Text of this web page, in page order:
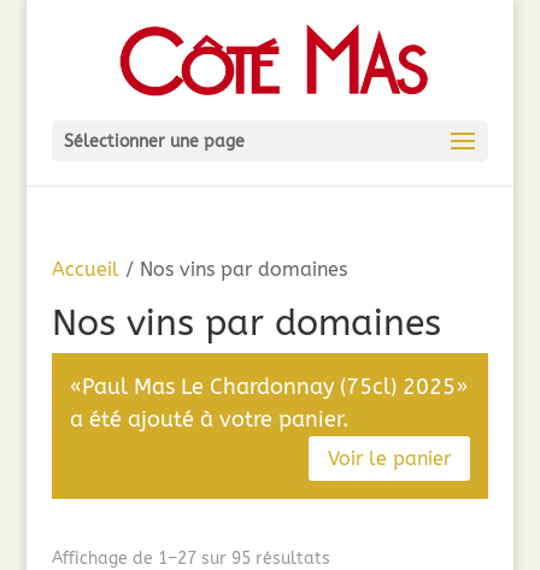
Sélectionner une page
Accueil/ Nos vins par domaines
Nos vins par domaines
«Paul Mas Le Chardonnay (75cl) 2025»
a été ajouté à votre panier.
Voir le panier
Affichage de 1–27 sur 95 résultatsTrié